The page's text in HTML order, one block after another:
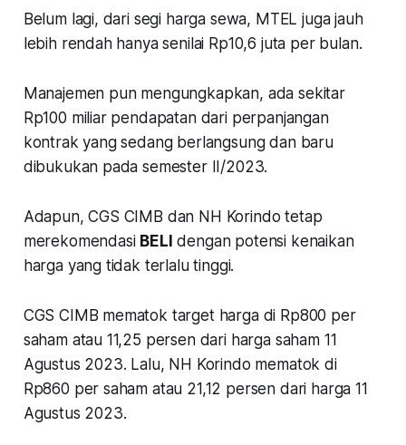
Belum lagi, dari segi harga sewa, MTEL juga jauh
lebih rendah hanya senilai Rp10,6 juta per bulan.
Manajemen pun mengungkapkan, ada sekitar
Rp100 miliar pendapatan dari perpanjangan
kontrak yang sedang berlangsung dan baru
dibukukan pada semester II/2023.
Adapun, CGS CIMB dan NH Korindo tetap
merekomendasi BELI dengan potensi kenaikan
harga yang tidak terlalu tinggi.
CGS CIMB mematok target harga di Rp800 per
saham atau 11,25 persen dari harga saham 11
Agustus 2023. Lalu, NH Korindo mematok di
Rp860 per saham atau 21,12 persen dari harga 11
Agustus 2023.